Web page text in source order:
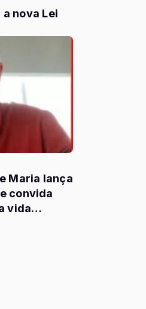
nova Lei
Maria lança
convida
vida